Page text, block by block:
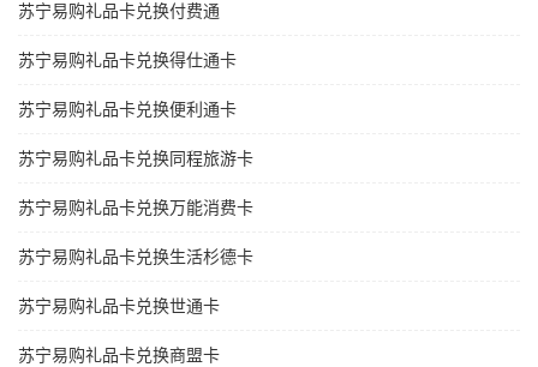
苏宁易购礼品卡兑换付费通
苏宁易购礼品卡兑换得仕通卡
苏宁易购礼品卡兑换便利通卡
苏宁易购礼品卡兑换同程旅游卡
苏宁易购礼品卡兑换万能消费卡
苏宁易购礼品卡兑换生活杉德卡
苏宁易购礼品卡兑换世通卡
苏宁易购礼品卡兑换商盟卡